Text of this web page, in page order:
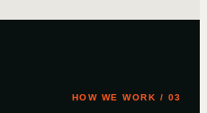
03 / HOW WE WORK